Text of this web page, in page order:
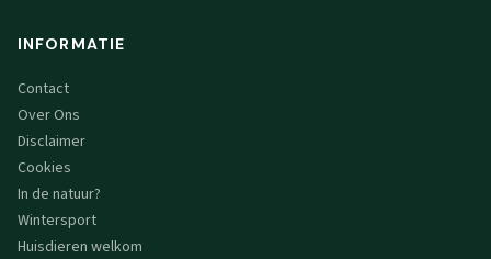
INFORMATIE
Contact
Over Ons
Disclaimer
Cookies
In de natuur?
Wintersport
Huisdieren welkom